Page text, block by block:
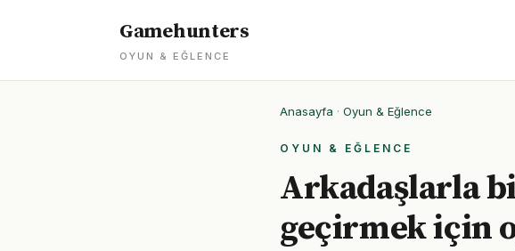
Gamehunters
OYUN & EĞLENCE
Anasayfa · Oyun & Eğlence
OYUN & EĞLENCE
Arkadaşlarla
geçirmek için